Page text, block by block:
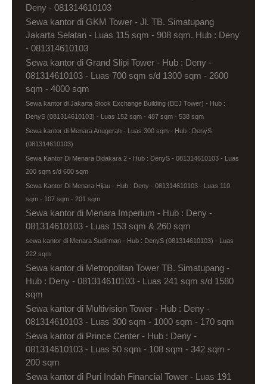
Deny - 081314610103
Sewa kantor di GKM Tower - Jl. TB. Simatupang
Jakarta Selatan - Luas 115 sqm - 908 sqm. Hub : Deny
- 081314610103
Sewa kantor di Grand Slipi Tower - Hub : Deny -
081314610103 - Luas 700 sqm s/d 1300 sqm - 2600
sqm - 4000 sqm
Sewa kantor di Jakarta Stock Exchange Building (BEJ Tower) - Hub :
DenyS (081314610103) - Luas 152 sqm - 487 sqm - 538 sqm
Sewa kantor di Menara Anugerah - Luas 300 sqm - Hub : DenyS
(081314610103)
Sewa Kantor Di Menara Bidakara 2 - Hub : DenyS - 081314610103 - Luas
200 sqm s/d 600 sqm
Sewa Kantor Di Menara Hijau - Hub : Deny - 081314610103 - Luas 110
sqm - 107 sqm - 201 sqm
Sewa kantor di Menara Imperium - Hub : Deny -
081314610103 - Luas 153 sqm & 260 sqm
sewa kantor di Menara Sudirman - Hub : DenyS (081314610103) - Luas
222 sqm
Sewa kantor di Metropolitan Tower TB. Simatupang -
Hub : Deny - 081314610103 - Luas 241 sqm s/d 1580
sqm
Sewa kantor di Multivision Tower - Hub : Deny -
081314610103 - Luas 300 sqm - 1000 sqm - 170 sqm
Sewa kantor di Prince Center - Hub : Deny -
081314610103 - Luas 50 sqm - 108 sqm - 342 sqm -
200 sqm
Sewa kantor di Puri Indah Financial Tower - Luas 191